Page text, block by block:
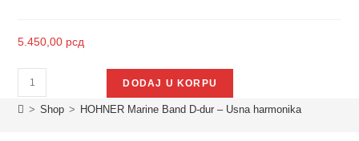
5.450,00 рсд
DODAJ U KORPU
> Shop > HOHNER Marine Band D-dur – Usna harmonika